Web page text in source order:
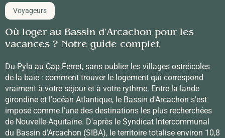
Voyageurs
Où loger au Bassin d'Arcachon pour les
vacances ? Notre guide complet
Du Pyla au Cap Ferret, sans oublier les villages ostréicoles
de la baie : comment trouver le logement qui correspond
vraiment à votre séjour et à votre rythme. Entre la lande
girondine et l'océan Atlantique, le Bassin d'Arcachon s'est
imposé comme l'une des destinations les plus recherchées
de Nouvelle-Aquitaine. D'après le Syndicat Intercommunal
du Bassin d'Arcachon (SIBA), le territoire totalise environ 10,8